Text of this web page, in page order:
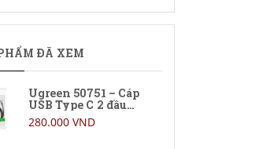
ĐÃ XEM
Ugreen 50751 – Cáp
USB Type C 2 đầu
dương dài 1,5m kết nối
sạc, truyền dữ liệu
280.000 VND